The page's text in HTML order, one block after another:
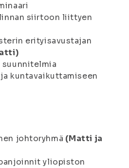
siirtoon liittyen
erityisavustajan
suunnitelmia
kuntavaikuttamiseen
johtoryhmä (Matti ja
yliopiston